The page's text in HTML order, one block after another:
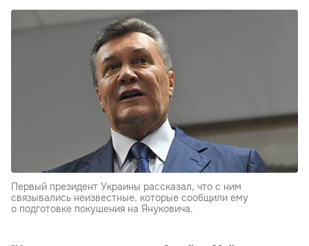
Первый президент Украины рассказал, что с ним
связывались неизвестные, которые сообщили ему
о подготовке покушения на Януковича.